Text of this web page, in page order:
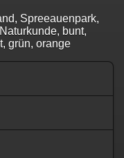
Spreeauenpark,
bunt,
grün, orange